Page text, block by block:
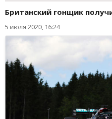
Британский гонщик
5 июля 2020, 16:24